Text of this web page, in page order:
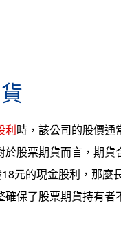
利時，該公司的股價通
於股票期貨而言，期
元的現金股利，那
保了股票期貨持有